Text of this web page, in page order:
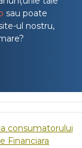
sau poate
ul nostru,
consumatorului
Financiara